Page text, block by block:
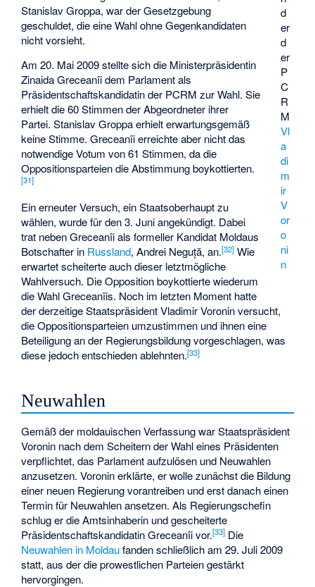
d
er
d
er
P
C
R
M
Vl
a
di
m
ir
V
or
o
ni
n
Stanislav Groppa, war der Gesetzgebung
geschuldet, die eine Wahl ohne Gegenkandidaten
nicht vorsieht.
Am 20. Mai 2009 stellte sich die Ministerpräsidentin
Zinaida Greceanîi dem Parlament als
Präsidentschaftskandidatin der PCRM zur Wahl. Sie
erhielt die 60 Stimmen der Abgeordneter ihrer
Partei. Stanislav Groppa erhielt erwartungsgemäß
keine Stimme. Greceanîi erreichte aber nicht das
notwendige Votum von 61 Stimmen, da die
Oppositionsparteien die Abstimmung boykottierten.
[31]
Ein erneuter Versuch, ein Staatsoberhaupt zu
wählen, wurde für den 3. Juni angekündigt. Dabei
trat neben Greceanîi als formeller Kandidat Moldaus
Botschafter in Russland,Andrei Neguță, an.[32] Wie
erwartet scheiterte auch dieser letztmögliche
Wahlversuch. Die Opposition boykottierte wiederum
die Wahl Greceanîis. Noch im letzten Moment hatte
der derzeitige Staatspräsident Vladimir Voronin versucht,
die Oppositionsparteien umzustimmen und ihnen eine
Beteiligung an der Regierungsbildung vorgeschlagen, was
diese jedoch entschieden ablehnten.[33]
Neuwahlen
Gemäß der moldauischen Verfassung war Staatspräsident
Voronin nach dem Scheitern der Wahl eines Präsidenten
verpflichtet, das Parlament aufzulösen und Neuwahlen
anzusetzen. Voronin erklärte, er wolle zunächst die Bildung
einer neuen Regierung vorantreiben und erst danach einen
Termin für Neuwahlen ansetzen. Als Regierungschefin
schlug er die Amtsinhaberin und gescheiterte
Präsidentschaftskandidatin Greceanîi vor.[33] Die
Neuwahlen in Moldaufanden schließlich am 29. Juli 2009
statt, aus der die prowestlichen Parteien gestärkt
hervorgingen.